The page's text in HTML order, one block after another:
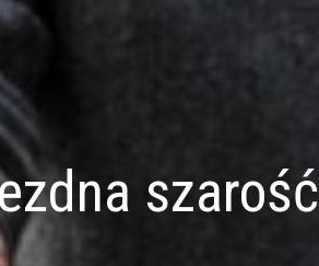
szarość